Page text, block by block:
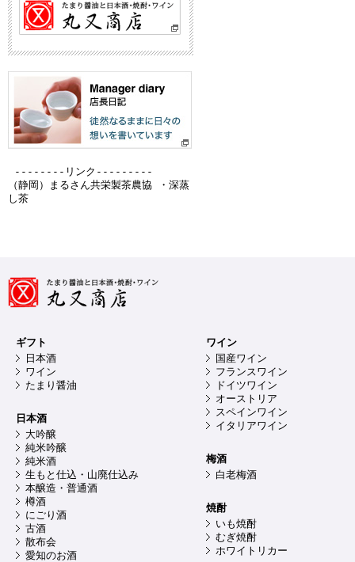
--------リンク---------
（静岡）
まるさん共栄製茶農協 ・深蒸
し茶
ギフト
日本酒
ワイン
たまり醤油
日本酒
大吟醸
純米吟醸
純米酒
生もと仕込・山廃仕込み
本醸造・普通酒
樽酒
にごり酒
古酒
散布会
愛知のお酒
ワイン
国産ワイン
フランスワイン
ドイツワイン
オーストリア
スペインワイン
イタリアワイン
梅酒
白老梅酒
焼酎
いも焼酎
むぎ焼酎
ホワイトリカー